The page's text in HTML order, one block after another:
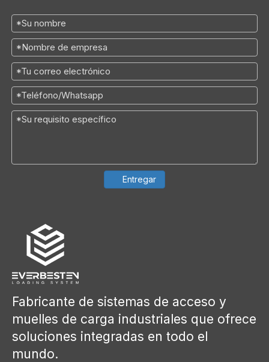
Entregar
Fabricante de sistemas de acceso y
muelles de carga industriales que ofrece
soluciones integradas en todo el
mundo.